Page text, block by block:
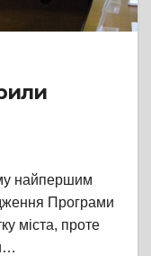
найпершим
Програми
міста, проте